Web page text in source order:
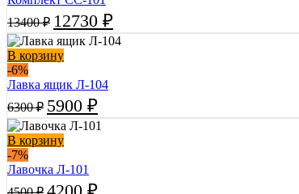
13400₽
Первоначальная
цена
составляла
13400 ₽.
12730 ₽цена:
12730 ₽.
В корзину
-6%
Лавка ящик Л-104
6300₽
Первоначальная
цена
составляла
6300 ₽.
5900 ₽цена:
5900 ₽.
В корзину
-7%
Лавочка Л-101
Первоначальная